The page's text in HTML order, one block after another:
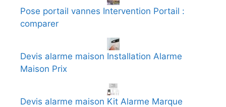
Pose portail vannes Intervention Portail :
comparer
Devis alarme maison Installation Alarme
Maison Prix
Devis alarme maison Kit Alarme Marque